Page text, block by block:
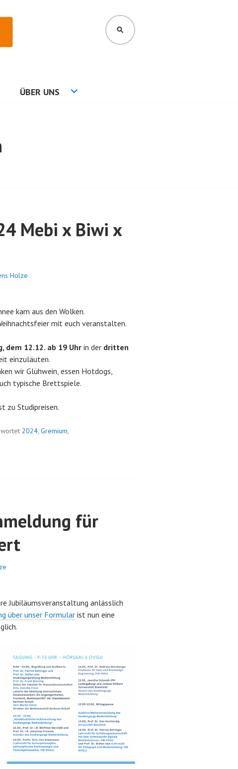
SUCHEN
ÜBER UNS
Mebi x Biwi x
Holze
kam aus den Wolken.
mit euch veranstalten.
dem 12.12. ab 19 Uhrin der dritten
einzuläuten.
wir Glühwein, essen Hotdogs,
typische Brettspiele.
zu Studipreisen.
2024, Gremium,
für
Jubiläumsveranstaltung anlässlich
über unser Formular ist nun eine